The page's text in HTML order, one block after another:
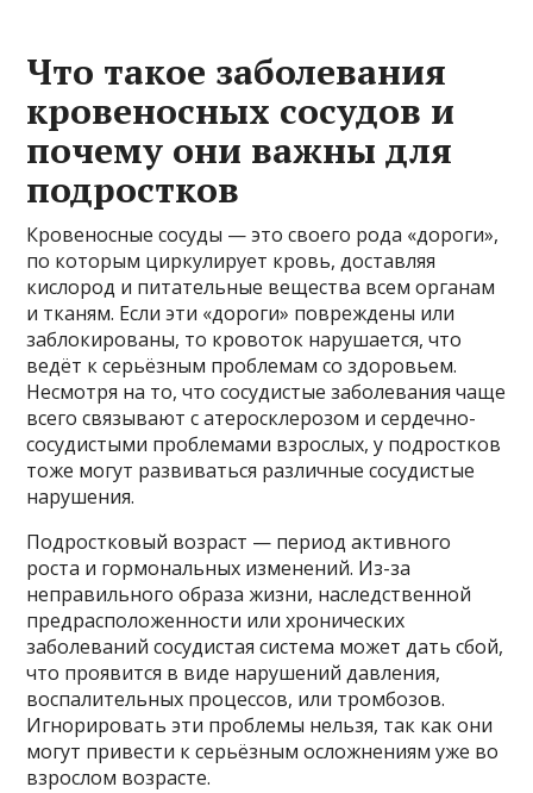
Что такое заболевания
кровеносных сосудов и
почему они важны для
подростков
Кровеносные сосуды — это своего рода «дороги»,
по которым циркулирует кровь, доставляя
кислород и питательные вещества всем органам
и тканям. Если эти «дороги» повреждены или
заблокированы, то кровоток нарушается, что
ведёт к серьёзным проблемам со здоровьем.
Несмотря на то, что сосудистые заболевания чаще
всего связывают с атеросклерозом и сердечно-
сосудистыми проблемами взрослых, у подростков
тоже могут развиваться различные сосудистые
нарушения.
Подростковый возраст — период активного
роста и гормональных изменений. Из-за
неправильного образа жизни, наследственной
предрасположенности или хронических
заболеваний сосудистая система может дать сбой,
что проявится в виде нарушений давления,
воспалительных процессов, или тромбозов.
Игнорировать эти проблемы нельзя, так как они
могут привести к серьёзным осложнениям уже во
взрослом возрасте.